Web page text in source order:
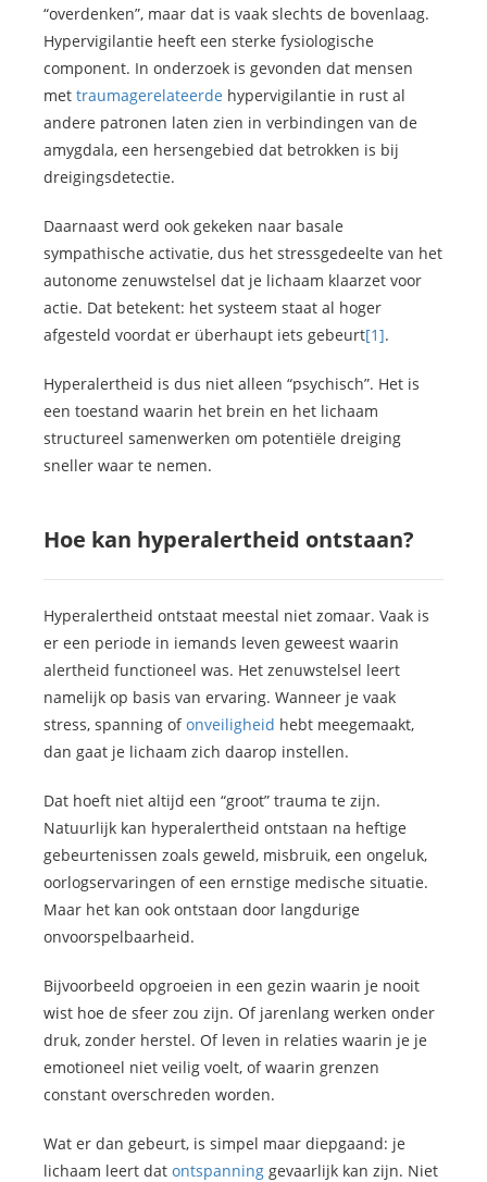
“overdenken”, maar dat is vaak slechts de bovenlaag.
Hypervigilantie heeft een sterke fysiologische
component. In onderzoek is gevonden dat mensen
met traumagerelateerde hypervigilantie in rust al
andere patronen laten zien in verbindingen van de
amygdala, een hersengebied dat betrokken is bij
dreigingsdetectie.
Daarnaast werd ook gekeken naar basale
sympathische activatie, dus het stressgedeelte van het
autonome zenuwstelsel dat je lichaam klaarzet voor
actie. Dat betekent: het systeem staat al hoger
afgesteld voordat er überhaupt iets gebeurt[1].
Hyperalertheid is dus niet alleen “psychisch”. Het is
een toestand waarin het brein en het lichaam
structureel samenwerken om potentiële dreiging
sneller waar te nemen.
Hoe kan hyperalertheid ontstaan?
Hyperalertheid ontstaat meestal niet zomaar. Vaak is
er een periode in iemands leven geweest waarin
alertheid functioneel was. Het zenuwstelsel leert
namelijk op basis van ervaring. Wanneer je vaak
stress, spanning ofonveiligheid hebt meegemaakt,
dan gaat je lichaam zich daarop instellen.
Dat hoeft niet altijd een “groot” trauma te zijn.
Natuurlijk kan hyperalertheid ontstaan na heftige
gebeurtenissen zoals geweld, misbruik, een ongeluk,
oorlogservaringen of een ernstige medische situatie.
Maar het kan ook ontstaan door langdurige
onvoorspelbaarheid.
Bijvoorbeeld opgroeien in een gezin waarin je nooit
wist hoe de sfeer zou zijn. Of jarenlang werken onder
druk, zonder herstel. Of leven in relaties waarin je je
emotioneel niet veilig voelt, of waarin grenzen
constant overschreden worden.
Wat er dan gebeurt, is simpel maar diepgaand: je
lichaam leert dat ontspanning gevaarlijk kan zijn. Niet